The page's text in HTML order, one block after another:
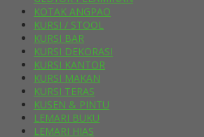
KOTAK ANGPAO
KURSI / STOOL
KURSI BAR
KURSI DEKORASI
KURSI KANTOR
KURSI MAKAN
KURSI TERAS
KUSEN & PINTU
LEMARI BUKU
LEMARI HIAS